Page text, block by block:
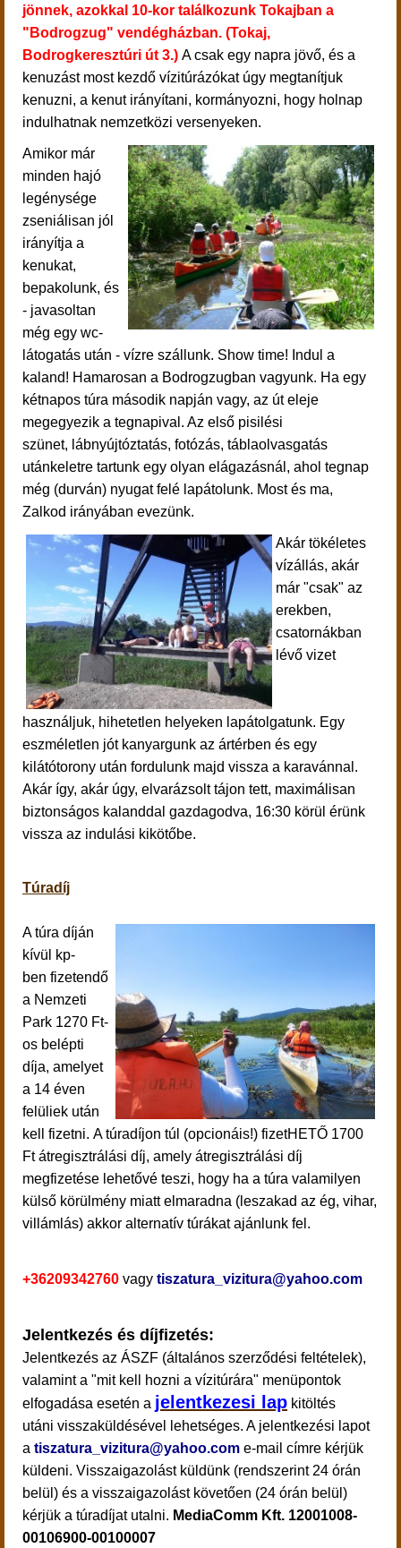
jönnek, azokkal 10-kor találkozunk Tokajban a
"Bodrogzug" vendégházban. (Tokaj,
Bodrogkeresztúri út 3.) A csak egy napra jövő, és a
kenuzást most kezdő vízitúrázókat úgy megtanítjuk
kenuzni, a kenut irányítani, kormányozni, hogy holnap
indulhatnak nemzetközi versenyeken.
Amikor már
minden hajó
legénysége
zseniálisan jól
irányítja a
kenukat,
bepakolunk, és
- javasoltan
még egy wc-
látogatás után - vízre szállunk. Show time! Indul a
kaland! Hamarosan a Bodrogzugban vagyunk. Ha egy
kétnapos túra második napján vagy, az út eleje
megegyezik a tegnapival. Az első pisilési
szünet, lábnyújtóztatás, fotózás, táblaolvasgatás
utánkeletre tartunk egy olyan elágazásnál, ahol tegnap
még (durván) nyugat felé lapátolunk. Most és ma,
Zalkod irányában evezünk.
Akár tökéletes
vízállás, akár
már "csak" az
erekben,
csatornákban
lévő vizet
használjuk, hihetetlen helyeken lapátolgatunk. Egy
eszméletlen jót kanyargunk az ártérben és egy
kilátótorony után fordulunk majd vissza a karavánnal.
Akár így, akár úgy, elvarázsolt tájon tett, maximálisan
biztonságos kalanddal gazdagodva, 16:30 körül érünk
vissza az indulási kikötőbe.
Túradíj
A túra díján
kívül kp-
ben fizetendő
a Nemzeti
Park 1270 Ft-
os belépti
díja, amelyet
a 14 éven
felüliek után
kell fizetni. A túradíjon túl (opcionáis!) fizetHETŐ 1700
Ft átregisztrálási díj, amely átregisztrálási díj
megfizetése lehetővé teszi, hogy ha a túra valamilyen
külső körülmény miatt elmaradna (leszakad az ég, vihar,
villámlás) akkor alternatív túrákat ajánlunk fel.
+36209342760 vagy tiszatura_vizitura@yahoo.com
Jelentkezés és díjfizetés:
Jelentkezés az ÁSZF (általános szerződési feltételek),
valamint a "mit kell hozni a vízitúrára" menüpontok
elfogadása esetén a jelentkezesi lap kitöltés
utáni visszaküldésével lehetséges. A jelentkezési lapot
a tiszatura_vizitura@yahoo.com e-mail címre kérjük
küldeni. Visszaigazolást küldünk (rendszerint 24 órán
belül) és a visszaigazolást követően (24 órán belül)
kérjük a túradíjat utalni. MediaComm Kft. 12001008-
00106900-00100007